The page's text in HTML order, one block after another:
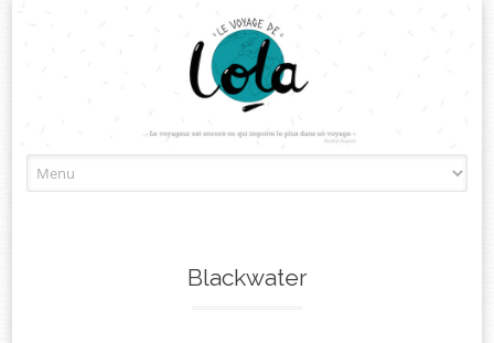
to
Blackwater